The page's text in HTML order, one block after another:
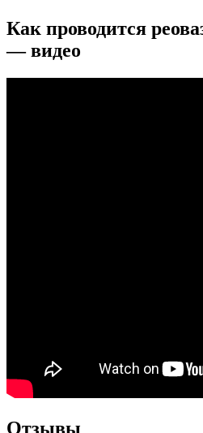
Как проводится
— видео
Отзывы